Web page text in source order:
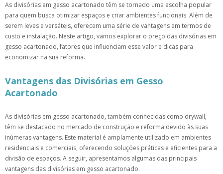
As divisórias em gesso acartonado têm se tornado uma escolha popular
para quem busca otimizar espaços e criar ambientes funcionais. Além de
serem leves e versáteis, oferecem uma série de vantagens em termos de
custo e instalação. Neste artigo, vamos explorar o preço das divisórias em
gesso acartonado, fatores que influenciam esse valor e dicas para
economizar na sua reforma.
Vantagens das Divisórias em Gesso
Acartonado
As divisórias em gesso acartonado, também conhecidas como drywall,
têm se destacado no mercado de construção e reforma devido às suas
inúmeras vantagens. Este material é amplamente utilizado em ambientes
residenciais e comerciais, oferecendo soluções práticas e eficientes para a
divisão de espaços. A seguir, apresentamos algumas das principais
vantagens das divisórias em gesso acartonado.